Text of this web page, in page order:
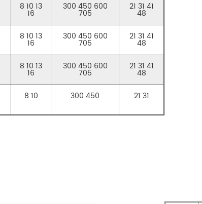
8 10 13
16
300 450 600
705
21 31 41
48
8 10 13
16
300 450 600
705
21 31 41
48
8 10 13
16
300 450 600
705
21 31 41
48
8 10 300 450 21 31